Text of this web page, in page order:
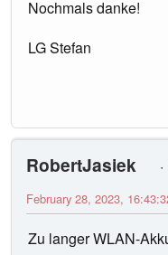
Nochmals danke!
LG Stefan
RobertJasiek
February 28, 2023,
Zu langer WLAN-